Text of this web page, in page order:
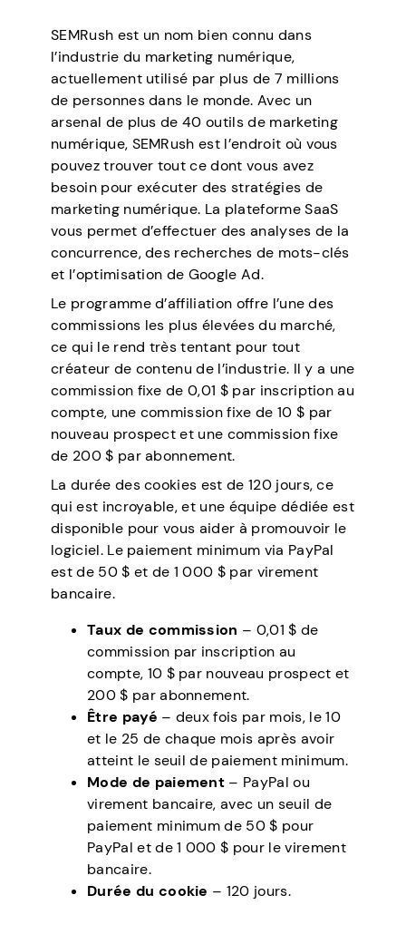
SEMRush est un nom bien connu dans
l’industrie du marketing numérique,
actuellement utilisé par plus de 7 millions
de personnes dans le monde. Avec un
arsenal de plus de 40 outils de marketing
numérique, SEMRush est l’endroit où vous
pouvez trouver tout ce dont vous avez
besoin pour exécuter des stratégies de
marketing numérique. La plateforme SaaS
vous permet d’effectuer des analyses de la
concurrence, des recherches de mots-clés
et l’optimisation de Google Ad.
Le programme d’affiliation offre l’une des
commissions les plus élevées du marché,
ce qui le rend très tentant pour tout
créateur de contenu de l’industrie. Il y a une
commission fixe de 0,01 $ par inscription au
compte, une commission fixe de 10 $ par
nouveau prospect et une commission fixe
de 200 $ par abonnement.
La durée des cookies est de 120 jours, ce
qui est incroyable, et une équipe dédiée est
disponible pour vous aider à promouvoir le
logiciel. Le paiement minimum via PayPal
est de 50 $ et de 1 000 $ par virement
bancaire.
Taux de commission – 0,01 $ de
commission par inscription au
compte, 10 $ par nouveau prospect et
200 $ par abonnement.
Être payé – deux fois par mois, le 10
et le 25 de chaque mois après avoir
atteint le seuil de paiement minimum.
Mode de paiement – PayPal ou
virement bancaire, avec un seuil de
paiement minimum de 50 $ pour
PayPal et de 1 000 $ pour le virement
bancaire.
Durée du cookie – 120 jours.